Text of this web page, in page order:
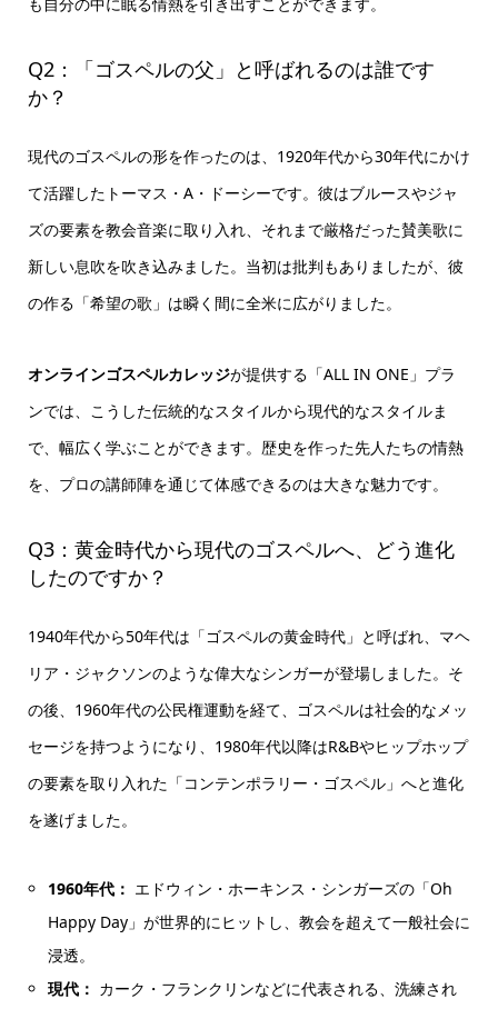
Q2：「ゴスペルの父」と呼ばれるのは誰です
か？
現代のゴスペルの形を作ったのは、1920年代から30年代にかけ
て活躍したトーマス・A・ドーシーです。彼はブルースやジャ
ズの要素を教会音楽に取り入れ、それまで厳格だった賛美歌に
新しい息吹を吹き込みました。当初は批判もありましたが、彼
の作る「希望の歌」は瞬く間に全米に広がりました。
オンラインゴスペルカレッジが提供する「ALL IN ONE」プラ
ンでは、こうした伝統的なスタイルから現代的なスタイルま
で、幅広く学ぶことができます。歴史を作った先人たちの情熱
を、プロの講師陣を通じて体感できるのは大きな魅力です。
Q3：黄金時代から現代のゴスペルへ、どう進化
したのですか？
1940年代から50年代は「ゴスペルの黄金時代」と呼ばれ、マヘ
リア・ジャクソンのような偉大なシンガーが登場しました。そ
の後、1960年代の公民権運動を経て、ゴスペルは社会的なメッ
セージを持つようになり、1980年代以降はR&Bやヒップホップ
の要素を取り入れた「コンテンポラリー・ゴスペル」へと進化
を遂げました。
1960年代： エドウィン・ホーキンス・シンガーズの「Oh
Happy Day」が世界的にヒットし、教会を超えて一般社会に
浸透。
現代： カーク・フランクリンなどに代表される、洗練され